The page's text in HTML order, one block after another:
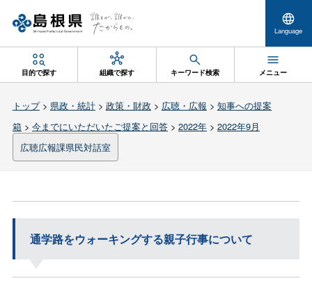
Language
目的で探す 組織で探す キーワード検索 メニュー
トップ> 県政・統計> 政策・財政 > 広聴・広報 > 知事への提案
箱> 今までにいただいたご提案と回答> 2022年> 2022年9月
広聴広報課県民対話室
通学路をウォーキングする親子行事について